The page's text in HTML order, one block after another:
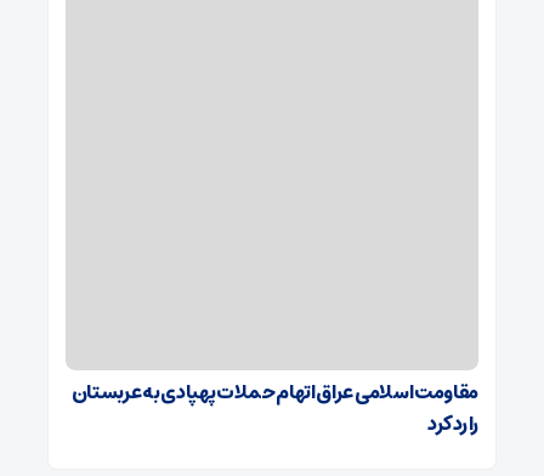
مقاومت اسلامی عراق اتهام حملات پهپادی به عربستان
را رد کرد